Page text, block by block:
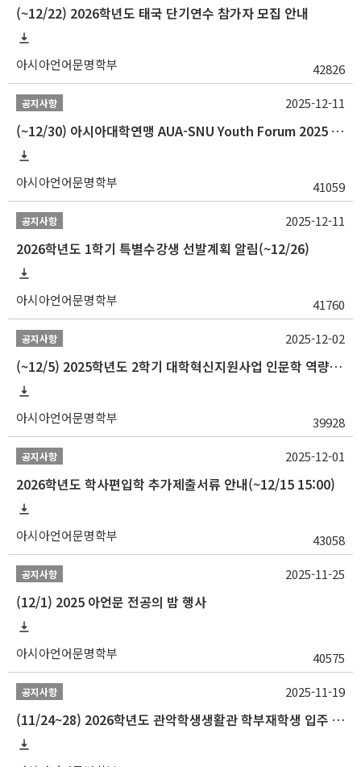
(~12/22) 2026학년도 태국 단기연수 참가자 모집 안내
아시아언어문명학부 42826
공지사항
(~12/30) 아시아대학연맹 AUA-SNU Youth Forum 2025 참가자 선발 안내
아시아언어문명학부 41059
2025-12-11
공지사항
2026학년도 1학기 특별수강생 선발계획 알림(~12/26)
아시아언어문명학부 41760
2025-12-11
공지사항
(~12/5) 2025학년도 2학기 대학혁신지원사업 인문학 역량강화 국제학술대회 참가 경비 지원 안내(2차)
아시아언어문명학부 39928
2025-12-02
공지사항
2026학년도 학사편입학 추가제출서류 안내(~12/15 15:00)
아시아언어문명학부 43058
2025-12-01
공지사항
(12/1) 2025 아언문 전공의 밤 행사
아시아언어문명학부 40575
2025-11-25
공지사항
(11/24~28) 2026학년도 관악학생생활관 학부재학생 입주 신청 일정 안내
2025-11-19